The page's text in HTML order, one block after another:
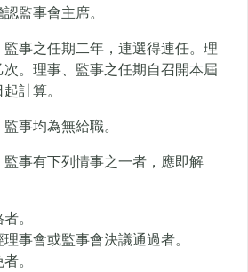
監事會主席。
事之任期二年，連選得連任。理
。理事、監事之任期自召開本屆
計算。
事均為無給職。
事有下列情事之一者，應即解
。
事會或監事會決議通過者。
。